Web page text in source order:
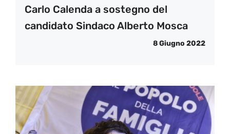
Carlo Calenda a sostegno del
candidato Sindaco Alberto Mosca
8 Giugno 2022